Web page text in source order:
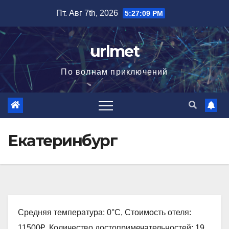
содержимому
Пт. Авг 7th, 2026 5:27:10 PM
urlmet
По волнам приключений
Екатеринбург
Средняя температура: 0°C, Стоимость отеля: